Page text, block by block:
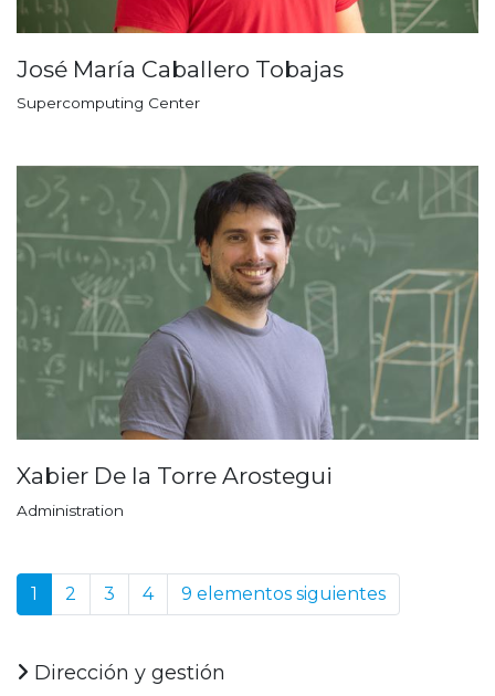
José María Caballero Tobajas
Supercomputing Center
Xabier De la Torre Arostegui
Administration
1 2 3 4 9 elementos siguientes
Dirección y gestión